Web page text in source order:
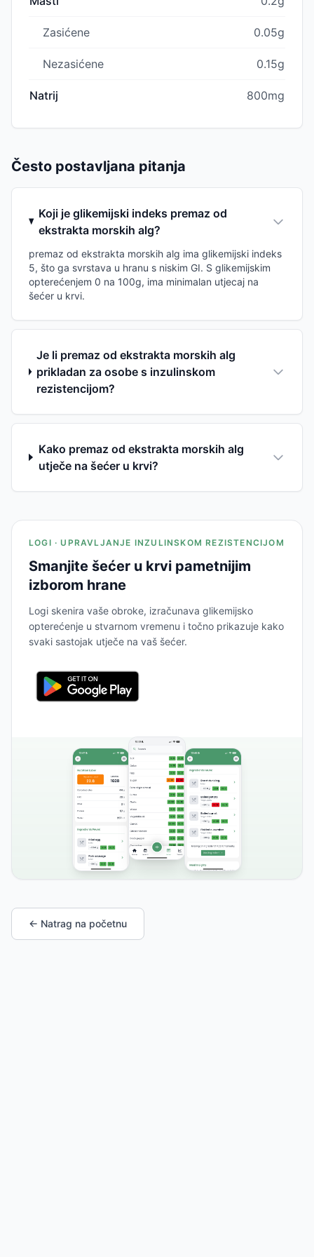
Zasićene 0.05g
Nezasićene 0.15g
Natrij 800mg
Često postavljana pitanja
Koji je glikemijski indeks premaz od
ekstrakta morskih alg?
premaz od ekstrakta morskih alg ima glikemijski indeks
5, što ga svrstava u hranu s niskim GI. S glikemijskim
opterećenjem 0 na 100g, ima minimalan utjecaj na
šećer u krvi.
Je li premaz od ekstrakta morskih alg
prikladan za osobe s inzulinskom
rezistencijom?
Kako premaz od ekstrakta morskih alg
utječe na šećer u krvi?
LOGI · UPRAVLJANJE INZULINSKOM REZISTENCIJOM
Smanjite šećer u krvi pametnijim
izborom hrane
Logi skenira vaše obroke, izračunava glikemijsko
opterećenje u stvarnom vremenu i točno prikazuje kako
svaki sastojak utječe na vaš šećer.
← Natrag na početnu